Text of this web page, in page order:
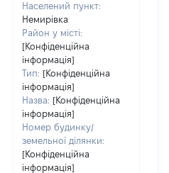
Населений пункт:
Немирівка
Район у місті:
[Конфіденційна
інформація]
Тип: [Конфіденційна
інформація]
Назва: [Конфіденційна
інформація]
Номер будинку/
земельної ділянки:
[Конфіденційна
інформація]